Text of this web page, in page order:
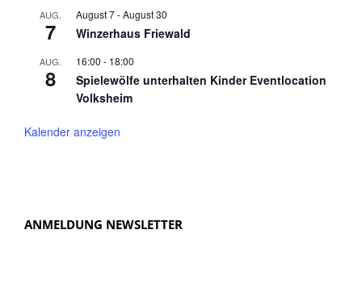
AUG.
7
August 7-August 30
Winzerhaus Friewald
AUG.
8
16:00 - 18:00
Spielewölfe unterhalten Kinder Eventlocation
Volksheim
Kalender anzeigen
ANMELDUNG NEWSLETTER